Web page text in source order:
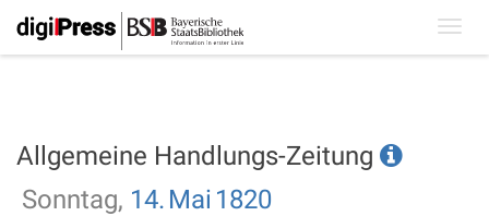
Allgemeine Handlungs-Zeitung
Sonntag, 14. Mai 1820